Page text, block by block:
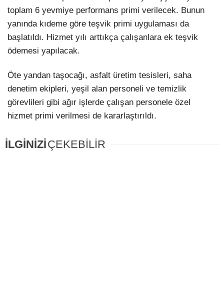
toplam 6 yevmiye performans primi verilecek. Bunun
yanında kıdeme göre teşvik primi uygulaması da
başlatıldı. Hizmet yılı arttıkça çalışanlara ek teşvik
ödemesi yapılacak.
Öte yandan taşocağı, asfalt üretim tesisleri, saha
denetim ekipleri, yeşil alan personeli ve temizlik
görevlileri gibi ağır işlerde çalışan personele özel
hizmet primi verilmesi de kararlaştırıldı.
İLGİNİZİÇEKEBİLİR